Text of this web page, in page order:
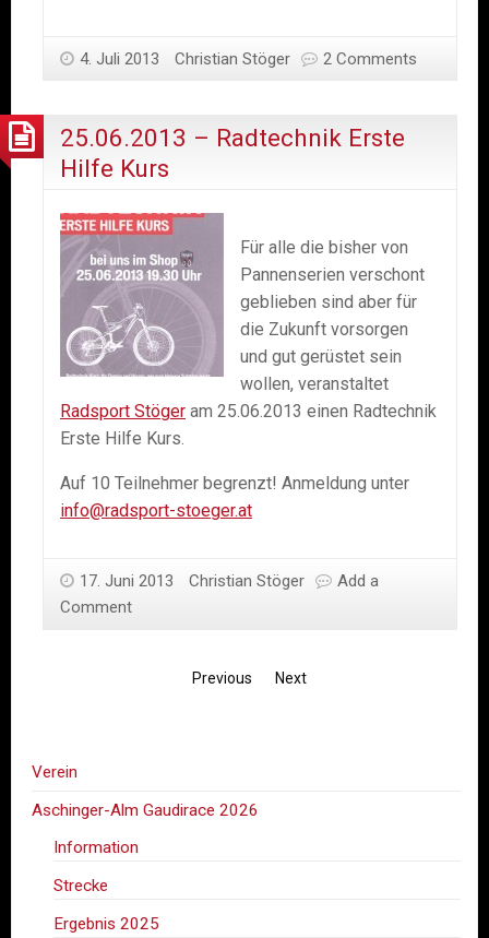
4. Juli 2013 Christian Stöger 2 Comments
25.06.2013 – Radtechnik Erste
Hilfe Kurs
Für alle die bisher von
Pannenserien verschont
geblieben sind aber für
die Zukunft vorsorgen
und gut gerüstet sein
wollen, veranstaltet
Radsport Stöger am 25.06.2013 einen Radtechnik
Erste Hilfe Kurs.
Auf 10 Teilnehmer begrenzt! Anmeldung unter
info@radsport-stoeger.at
17. Juni 2013 Christian Stöger
Add a
Comment
Previous Next
Verein
Aschinger-Alm Gaudirace 2026
Information
Strecke
Ergebnis 2025